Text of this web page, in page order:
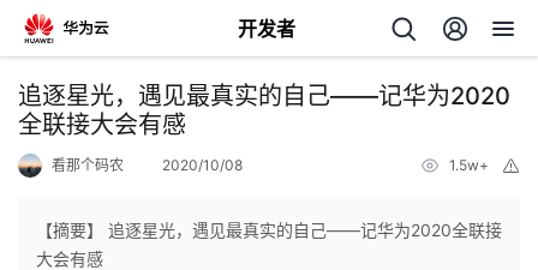
开发者
返
回
追逐星光，遇见最真实的自己——记华为2020
全联接大会有感
看那个码农 2020/10/08 1.5w+
【摘要】 追逐星光，遇见最真实的自己——记华为2020全联接
大会有感